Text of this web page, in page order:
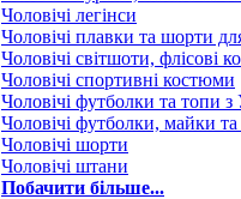
Чоловічі легінси
Чоловічі плавки та шорти
Чоловічі світшоти, флісові
Чоловічі спортивні костюми
Чоловічі футболки та топи
Чоловічі футболки, майки
Чоловічі шорти
Чоловічі штани
Побачити більше...